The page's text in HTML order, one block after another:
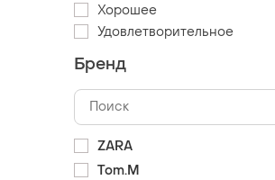
Хорошее
Удовлетворительное
Бренд
ZARA
Tom.M